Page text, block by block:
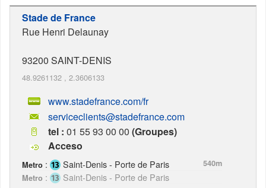
Stade de France
Rue Henri Delaunay
93200 SAINT-DENIS
48.9261132 , 2.3606133
www.stadefrance.com/fr
serviceclients@stadefrance.com
tel : 01 55 93 00 00 (Groupes)
Acceso
Metro : Saint-Denis - Porte de Paris
540m
Metro : Saint-Denis - Porte de Paris